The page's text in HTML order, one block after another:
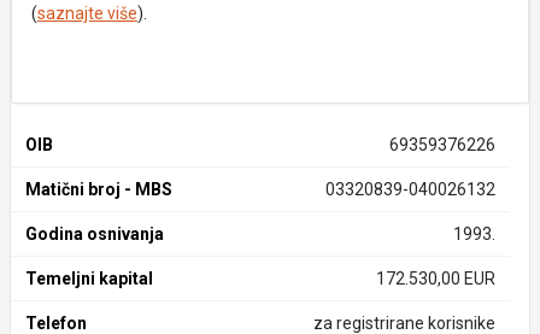
(saznajte više).
OIB 69359376226
Matični broj - MBS 03320839-040026132
Godina osnivanja 1993.
Temeljni kapital 172.530,00 EUR
Telefon za registrirane korisnike